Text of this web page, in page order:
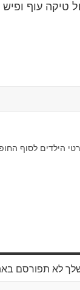
טיקה עוף
הילדים לסוף
לא תפורסם